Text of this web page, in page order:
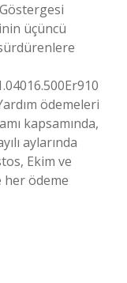
üçüncü
ödemeleri
kapsamında,
aylarında
Ekim ve
her ödeme